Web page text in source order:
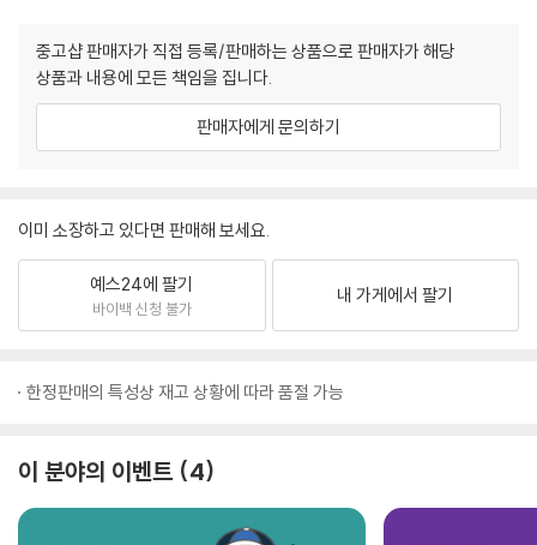
중고샵 판매자가 직접 등록/판매하는 상품으로 판매자가 해당
상품과 내용에 모든 책임을 집니다.
판매자에게 문의하기
이미 소장하고 있다면 판매해 보세요.
예스24에 팔기
바이백 신청 불가
내 가게에서 팔기
한정판매의 특성상 재고 상황에 따라 품절 가능
이 분야의 이벤트 4